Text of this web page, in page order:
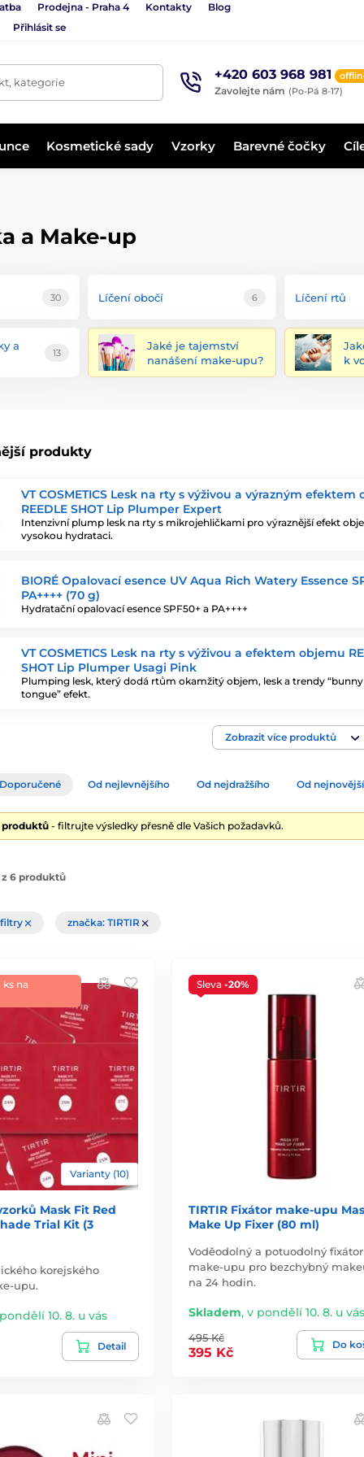
Prodejna - Praha 4 Kontakty
Blog
Přihlásit se
kategorie +420 603 968 981
Zavolejte nám (Po-Pá 8-17)
Kosmetické sady Vzorky Barevné čočky
a Make-up
30 Líčení obočí 6 Líčení rtů
a
13
Jaké je tajemství
nanášení make-upu?
k
produkty
VT COSMETICS Lesk na rty s výživou a výrazným efektem
REEDLE SHOT Lip Plumper Expert
Intenzivní plump lesk na rty s mikrojehličkami pro výraznější efekt
vysokou hydrataci.
BIORÉ Opalovací esence UV Aqua Rich Watery Essence
PA++++ (70 g)
Hydratační opalovací esence SPF50+ a PA++++
VT COSMETICS Lesk na rty s výživou a efektem objemu
SHOT Lip Plumper Usagi Pink
Plumping lesk, který dodá rtům okamžitý objem, lesk a trendy “bunny
tongue” efekt.
Zobrazit více produktů
Doporučené Od nejlevnějšího Od nejdražšího Od
produktů - filtrujte výsledky přesně dle Vašich požadavků.
6 produktů
značka: TIRTIR
na
Varianty (10)
Mask Fit Red
Trial Kit (3
korejského
upu.
10. 8. u vás
Detail
Sleva -20%
TIRTIR Fixátor make-upu
Make Up Fixer (80 ml)
Voděodolný a potuodolný fixátor
make-upu pro bezchybný
na 24 hodin.
Skladem, v pondělí 10. 8. u vás
495 Kč
395 Kč
Do